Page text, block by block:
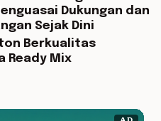
Dukungan dan
Sejak Dini
Berkualitas
Ready Mix